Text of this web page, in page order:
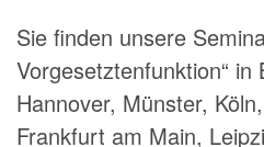
Sie finden unsere
Vorgesetztenfunktion“ in
Hannover, Münster,
Frankfurt am Main,